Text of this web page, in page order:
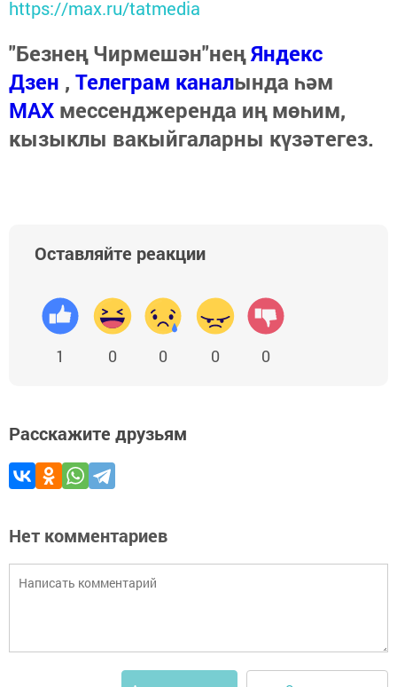
https://max.ru/tatmedia
"Безнең Чирмешән"неңЯндекс
Дзен , Телеграм каналында һәм
МАХ мессенджеренда иң мөһим,
кызыклы вакыйгаларны күзәтегез.
Оставляйте реакции
1 0 0 0 0
Расскажите друзьям
Нет комментариев